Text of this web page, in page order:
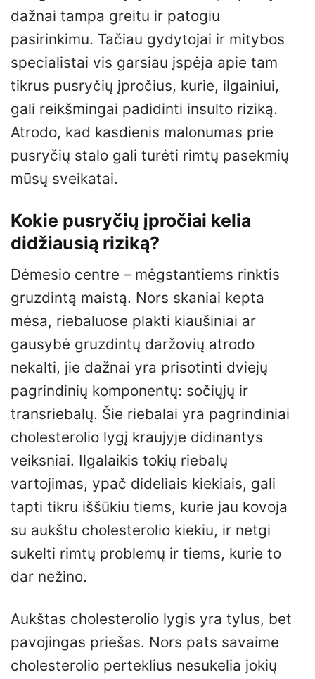
dažnai tampa greitu ir patogiu
pasirinkimu. Tačiau gydytojai ir mitybos
specialistai vis garsiau įspėja apie tam
tikrus pusryčių įpročius, kurie, ilgainiui,
gali reikšmingai padidinti insulto riziką.
Atrodo, kad kasdienis malonumas prie
pusryčių stalo gali turėti rimtų pasekmių
mūsų sveikatai.
Kokie pusryčių įpročiai kelia
didžiausią riziką?
Dėmesio centre – mėgstantiems rinktis
gruzdintą maistą. Nors skaniai kepta
mėsa, riebaluose plakti kiaušiniai ar
gausybė gruzdintų daržovių atrodo
nekalti, jie dažnai yra prisotinti dviejų
pagrindinių komponentų: sočiųjų ir
transriebalų. Šie riebalai yra pagrindiniai
cholesterolio lygį kraujyje didinantys
veiksniai. Ilgalaikis tokių riebalų
vartojimas, ypač dideliais kiekiais, gali
tapti tikru iššūkiu tiems, kurie jau kovoja
su aukštu cholesterolio kiekiu, ir netgi
sukelti rimtų problemų ir tiems, kurie to
dar nežino.
Aukštas cholesterolio lygis yra tylus, bet
pavojingas priešas. Nors pats savaime
cholesterolio perteklius nesukelia jokių